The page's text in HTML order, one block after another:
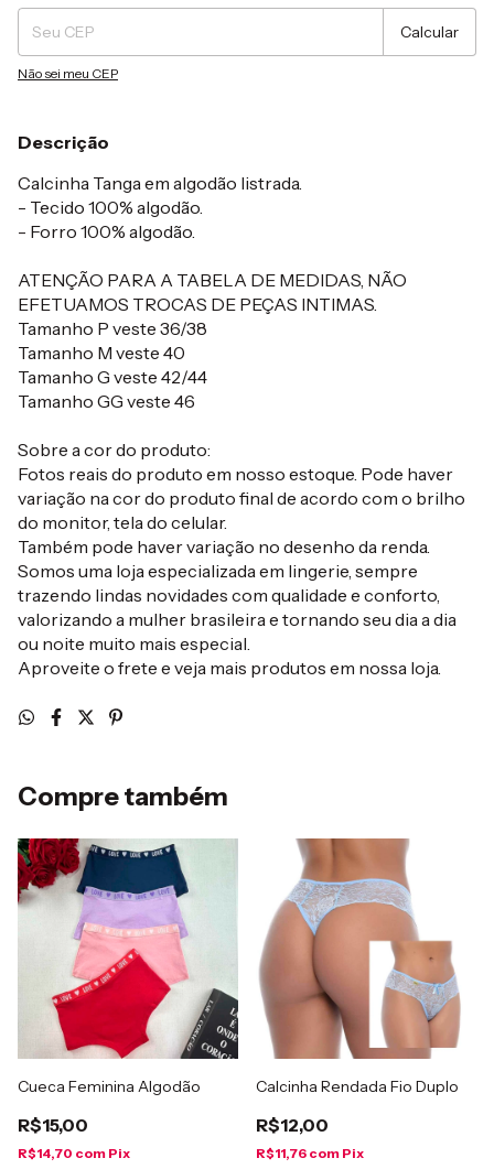
Calcular
Não sei meu CEP
Descrição
Calcinha Tanga em algodão listrada.
- Tecido 100% algodão.
- Forro 100% algodão.
ATENÇÃO PARA A TABELA DE MEDIDAS, NÃO
EFETUAMOS TROCAS DE PEÇAS INTIMAS.
Tamanho P veste 36/38
Tamanho M veste 40
Tamanho G veste 42/44
Tamanho GG veste 46
Sobre a cor do produto:
Fotos reais do produto em nosso estoque. Pode haver
variação na cor do produto final de acordo com o brilho
do monitor, tela do celular.
Também pode haver variação no desenho da renda.
Somos uma loja especializada em lingerie, sempre
trazendo lindas novidades com qualidade e conforto,
valorizando a mulher brasileira e tornando seu dia a dia
ou noite muito mais especial.
Aproveite o frete e veja mais produtos em nossa loja.
Compre também
Cueca Feminina Algodão
R$15,00
R$14,70 com Pix
Calcinha Rendada Fio Duplo
R$12,00
R$11,76 com Pix